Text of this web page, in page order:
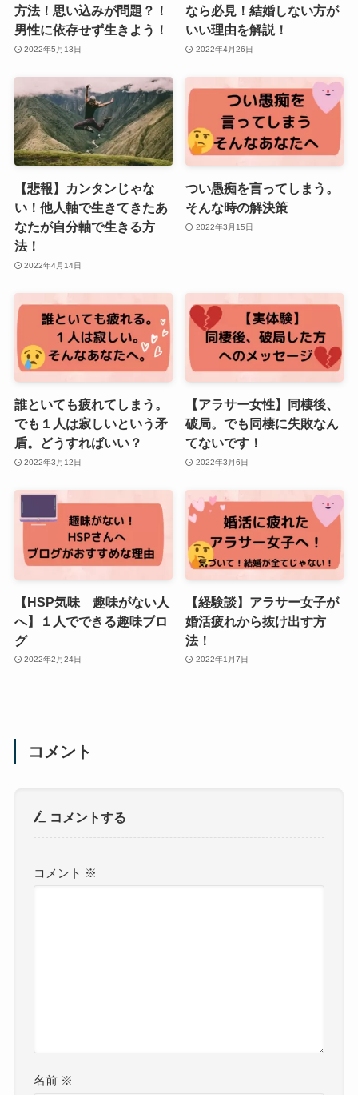
方法！思い込みが問題？！
男性に依存せず生きよう！
2022年5月13日
なら必見！結婚しない方が
いい理由を解説！
2022年4月26日
【悲報】カンタンじゃな
い！他人軸で生きてきたあ
なたが自分軸で生きる方
法！
2022年4月14日
つい愚痴を言ってしまう。
そんな時の解決策
2022年3月15日
誰といても疲れてしまう。
でも１人は寂しいという矛
盾。どうすればいい？
2022年3月12日
【アラサー女性】同棲後、
破局。でも同棲に失敗なん
てないです！
2022年3月6日
【HSP気味 趣味がない人
へ】１人でできる趣味ブロ
グ
2022年2月24日
【経験談】アラサー女子が
婚活疲れから抜け出す方
法！
2022年1月7日
コメント
コメントする
コメント ※
名前 ※